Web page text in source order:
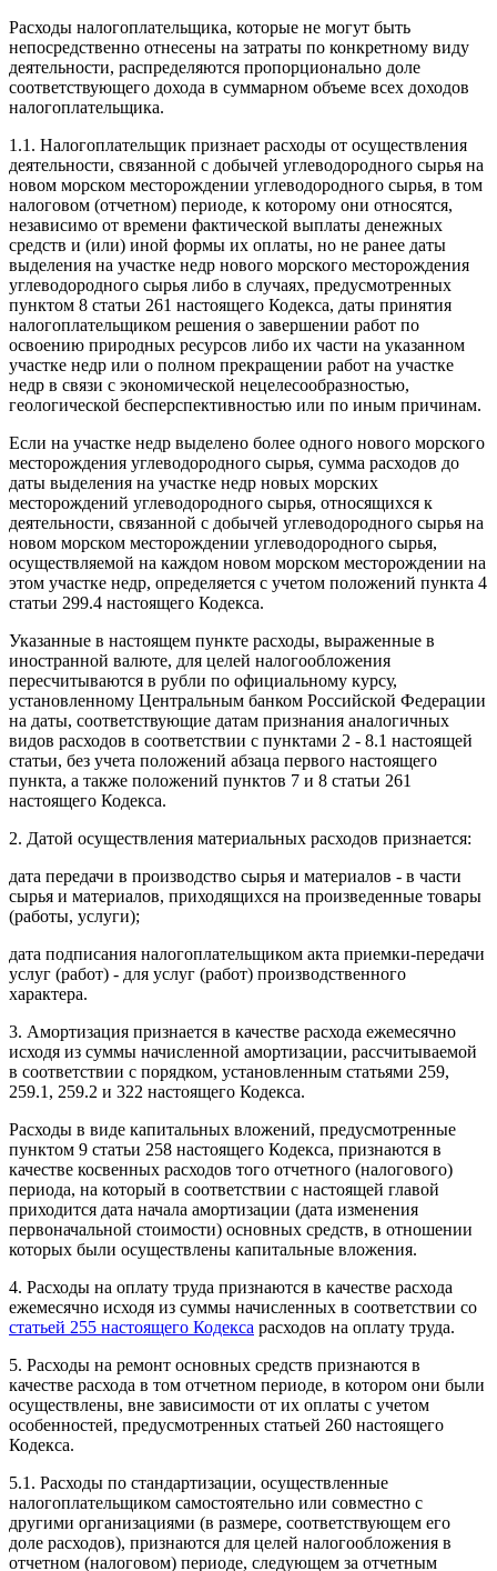
Расходы налогоплательщика, которые не могут быть
непосредственно отнесены на затраты по конкретному виду
деятельности, распределяются пропорционально доле
соответствующего дохода в суммарном объеме всех доходов
налогоплательщика.
1.1. Налогоплательщик признает расходы от осуществления
деятельности, связанной с добычей углеводородного сырья на
новом морском месторождении углеводородного сырья, в том
налоговом (отчетном) периоде, к которому они относятся,
независимо от времени фактической выплаты денежных
средств и (или) иной формы их оплаты, но не ранее даты
выделения на участке недр нового морского месторождения
углеводородного сырья либо в случаях, предусмотренных
пунктом 8 статьи 261 настоящего Кодекса, даты принятия
налогоплательщиком решения о завершении работ по
освоению природных ресурсов либо их части на указанном
участке недр или о полном прекращении работ на участке
недр в связи с экономической нецелесообразностью,
геологической бесперспективностью или по иным причинам.
Если на участке недр выделено более одного нового морского
месторождения углеводородного сырья, сумма расходов до
даты выделения на участке недр новых морских
месторождений углеводородного сырья, относящихся к
деятельности, связанной с добычей углеводородного сырья на
новом морском месторождении углеводородного сырья,
осуществляемой на каждом новом морском месторождении на
этом участке недр, определяется с учетом положений пункта 4
статьи 299.4 настоящего Кодекса.
Указанные в настоящем пункте расходы, выраженные в
иностранной валюте, для целей налогообложения
пересчитываются в рубли по официальному курсу,
установленному Центральным банком Российской Федерации
на даты, соответствующие датам признания аналогичных
видов расходов в соответствии с пунктами 2 - 8.1 настоящей
статьи, без учета положений абзаца первого настоящего
пункта, а также положений пунктов 7 и 8 статьи 261
настоящего Кодекса.
2. Датой осуществления материальных расходов признается:
дата передачи в производство сырья и материалов - в части
сырья и материалов, приходящихся на произведенные товары
(работы, услуги);
дата подписания налогоплательщиком акта приемки-передачи
услуг (работ) - для услуг (работ) производственного
характера.
3. Амортизация признается в качестве расхода ежемесячно
исходя из суммы начисленной амортизации, рассчитываемой
в соответствии с порядком, установленным статьями 259,
259.1, 259.2 и 322 настоящего Кодекса.
Расходы в виде капитальных вложений, предусмотренные
пунктом 9 статьи 258 настоящего Кодекса, признаются в
качестве косвенных расходов того отчетного (налогового)
периода, на который в соответствии с настоящей главой
приходится дата начала амортизации (дата изменения
первоначальной стоимости) основных средств, в отношении
которых были осуществлены капитальные вложения.
4. Расходы на оплату труда признаются в качестве расхода
ежемесячно исходя из суммы начисленных в соответствии со
статьей 255 настоящего Кодекса расходов на оплату труда.
5. Расходы на ремонт основных средств признаются в
качестве расхода в том отчетном периоде, в котором они были
осуществлены, вне зависимости от их оплаты с учетом
особенностей, предусмотренных статьей 260 настоящего
Кодекса.
5.1. Расходы по стандартизации, осуществленные
налогоплательщиком самостоятельно или совместно с
другими организациями (в размере, соответствующем его
доле расходов), признаются для целей налогообложения в
отчетном (налоговом) периоде, следующем за отчетным